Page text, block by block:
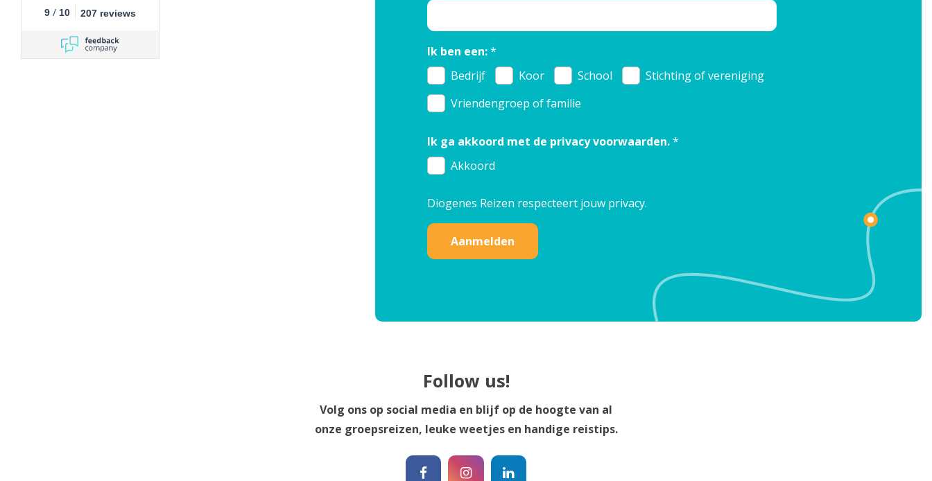
9 / 10 207 reviews
Ik ben een:*
Bedrijf
Koor School
Stichting of vereniging
Vriendengroep of familie
Ik ga akkoord met de privacy voorwaarden.*
Akkoord
Diogenes Reizen respecteert jouw privacy.
Follow us!
Volg ons op social media en blijf op de hoogte van al
onze groepsreizen, leuke weetjes en handige reistips.